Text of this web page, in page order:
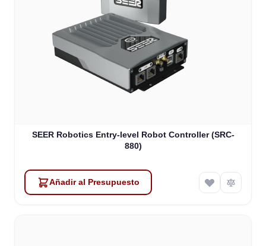
SEER Robotics Entry-level Robot Controller (SRC-
880)
Añadir al Presupuesto